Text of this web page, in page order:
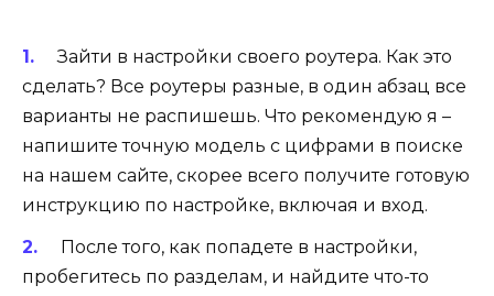
Зайти в настройки своего роутера. Как это
сделать? Все роутеры разные, в один абзац все
варианты не распишешь. Что рекомендую я –
напишите точную модель с цифрами в поиске
на нашем сайте, скорее всего получите готовую
инструкцию по настройке, включая и вход.
После того, как попадете в настройки,
пробегитесь по разделам, и найдите что-то